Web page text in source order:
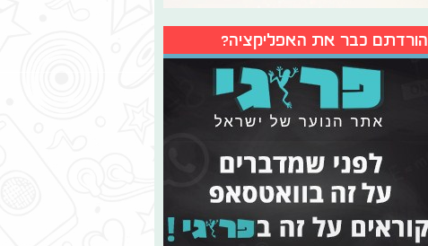
הורדתם כבר את האפליקציה?